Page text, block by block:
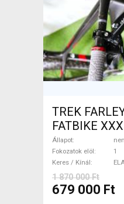
TREK
FATBIKE
WAMPA CF
használt
Állapot
Fokozatok elöl
1
Keres / Kínál
1 870 000 Ft
679 000 Ft